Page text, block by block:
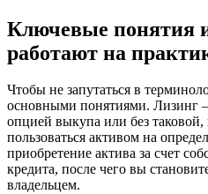
Ключевые понятия
работают на
Чтобы не запутаться в
основными понятиями. Лизинг
опцией выкупа или без таковой,
пользоваться активом на
приобретение актива за счет
кредита, после чего вы
владельцем.